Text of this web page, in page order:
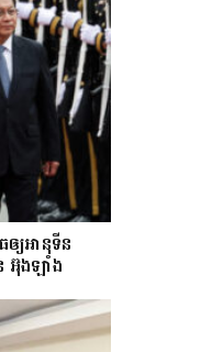
ឲ្យអានុទីន
អ៊ុងឡាំង